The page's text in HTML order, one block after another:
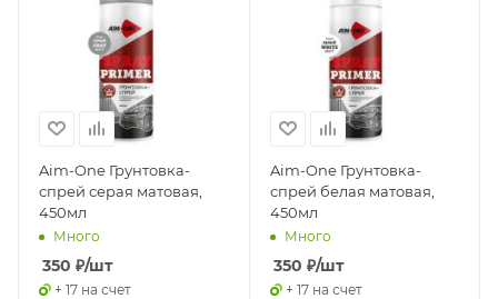
Aim-One Грунтовка-
спрей серая матовая,
450мл
Много
350 ₽/шт
+ 17 на счет
Aim-One Грунтовка-
спрей белая матовая,
450мл
Много
350 ₽/шт
+ 17 на счет